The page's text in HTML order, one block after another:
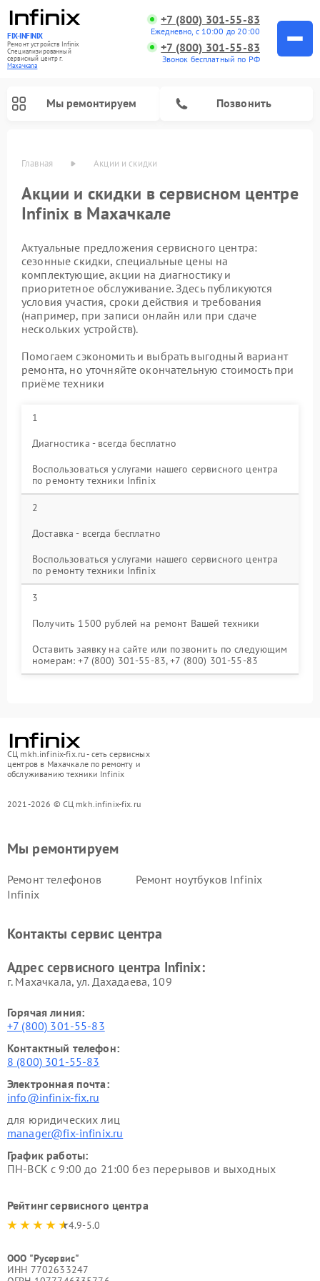
FIX-INFINIX
Ремонт устройств Infinix
Специализированный
cервисный центр г.
Махачкала
+7 (800) 301-55-83
Ежедневно, с 10:00 до 20:00
+7 (800) 301-55-83
Звонок бесплатный по РФ
Мы ремонтируем Позвонить
Главная Акции и скидки
Акции и скидки в сервисном центре
Infinix в Махачкале
Актуальные предложения сервисного центра:
сезонные скидки, специальные цены на
комплектующие, акции на диагностику и
приоритетное обслуживание. Здесь публикуются
условия участия, сроки действия и требования
(например, при записи онлайн или при сдаче
нескольких устройств).
Помогаем сэкономить и выбрать выгодный вариант
ремонта, но уточняйте окончательную стоимость при
приёме техники
1
Диагностика - всегда бесплатно
Воспользоваться услугами нашего сервисного центра
по ремонту техники Infinix
2
Доставка - всегда бесплатно
Воспользоваться услугами нашего сервисного центра
по ремонту техники Infinix
3
Получить 1500 рублей на ремонт Вашей техники
Оставить заявку на сайте или позвонить по следующим
номерам: +7 (800) 301-55-83, +7 (800) 301-55-83
СЦ mkh.infinix-fix.ru - сеть сервисных
центров в Махачкале по ремонту и
обслуживанию техники Infinix
2021-2026 © СЦ mkh.infinix-fix.ru
Мы ремонтируем
Ремонт телефонов
Infinix
Ремонт ноутбуков Infinix
Контакты сервис центра
Адрес сервисного центра Infinix:
г. Махачкала, ул. Дахадаева, 109
Горячая линия:
+7 (800) 301-55-83
Контактный телефон:
8 (800) 301-55-83
Электронная почта:
info@infinix-fix.ru
для юридических лиц
manager@fix-infinix.ru
График работы:
ПН-ВСК с 9:00 до 21:00 без перерывов и выходных
Рейтинг сервисного центра
4.9-5.0
ООО "Русервис"
ИНН 7702633247